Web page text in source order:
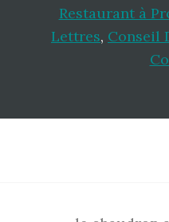
Restaurant à
Lettres, Conseil